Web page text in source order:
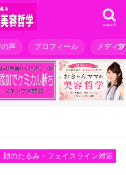
search
の声 プロフィール メディ
顔のたるみ・フェイスライン対策